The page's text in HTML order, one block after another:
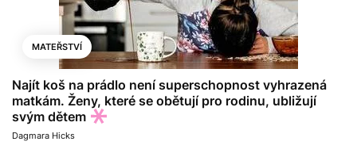
MATEŘSTVÍ
Najít koš na prádlo není superschopnost vyhrazená
matkám. Ženy, které se obětují pro rodinu, ubližují
svým dětem
Dagmara Hicks